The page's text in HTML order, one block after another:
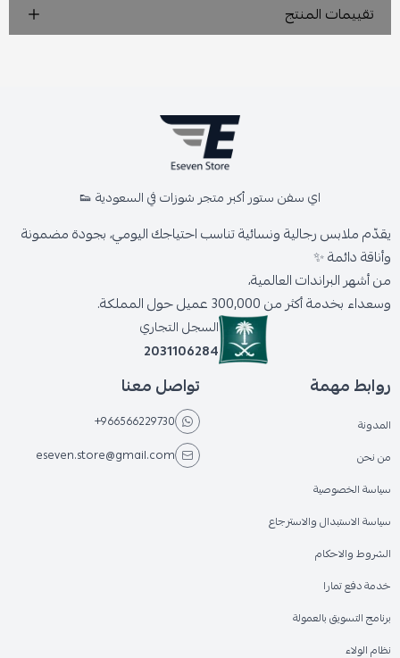
تقييمات المنتج
اي سفن ستور أكبر متجر شوزات في السعودية 👟
يقدّم ملابس رجالية ونسائية تناسب احتياجك اليومي، بجودة مضمونة
وأناقة دائمة ✨
من أشهر البراندات العالمية،
وسعداء بخدمة أكثر من 300,000 عميل حول المملكة.
السجل التجاري
2031106284
روابط مهمة
المدونة
من نحن
سياسة الخصوصية
سياسة الاستبدال والاسترجاع
الشروط والاحكام
خدمة دفع تمارا
برنامج التسويق بالعمولة
نظام الولاء
تواصل معنا
+966566229730
eseven.store@gmail.com